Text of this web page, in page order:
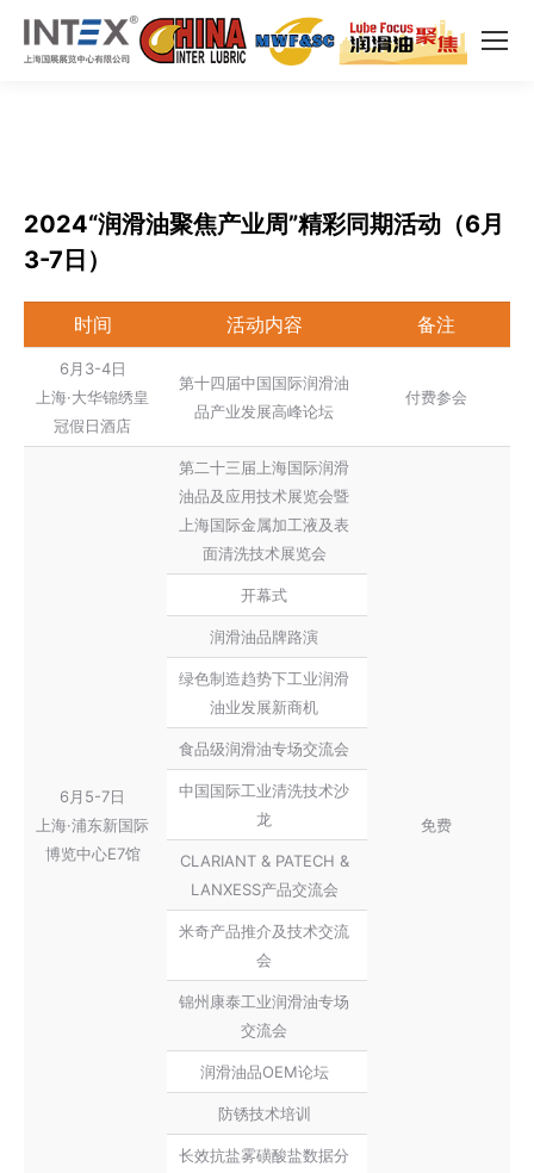
2024“润滑油聚焦产业周”精彩同期活动（6月
3-7日）
时间 活动内容 备注
6月3-4日
上海·大华锦绣皇
冠假日酒店
第十四届中国国际润滑油
品产业发展高峰论坛
付费参会
6月5-7日
上海·浦东新国际
博览中心E7馆
第二十三届上海国际润滑
油品及应用技术展览会暨
上海国际金属加工液及表
面清洗技术展览会
免费
开幕式
润滑油品牌路演
绿色制造趋势下工业润滑
油业发展新商机
食品级润滑油专场交流会
中国国际工业清洗技术沙
龙
CLARIANT & PATECH &
LANXESS产品交流会
米奇产品推介及技术交流
会
锦州康泰工业润滑油专场
交流会
润滑油品OEM论坛
防锈技术培训
长效抗盐雾磺酸盐数据分